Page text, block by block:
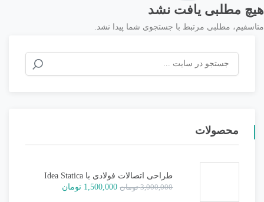
هیچ مطلبی یافت نشد
متاسفیم، مطلبی مرتبط با جستجوی شما پیدا نشد.
برای:
محصولات
طراحی اتصالات فولادی با Idea Statica
3,000,000 تومان قیمت
1,500,000 تومانقیمت